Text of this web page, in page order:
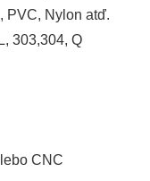
PVC, Nylon atď.
303,304, Q
CNC